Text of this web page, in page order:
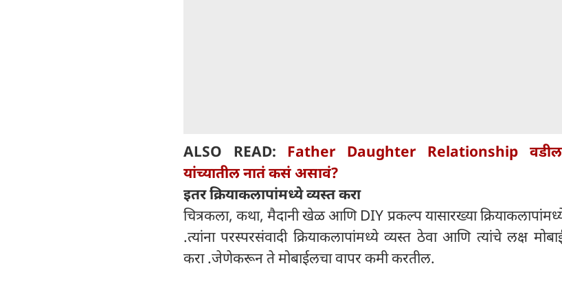
ALSO READ: Father Daughter Relationship
यांच्यातील नातं कसं असावं?
इतर क्रियाकलापांमध्ये व्यस्त करा
चित्रकला, कथा, मैदानी खेळ आणि DIY प्रकल्प यासारख्या
.त्यांना परस्परसंवादी क्रियाकलापांमध्ये व्यस्त ठेवा आणि त्यांचे लक्ष
करा .जेणेकरून ते मोबाईलचा वापर कमी करतील.